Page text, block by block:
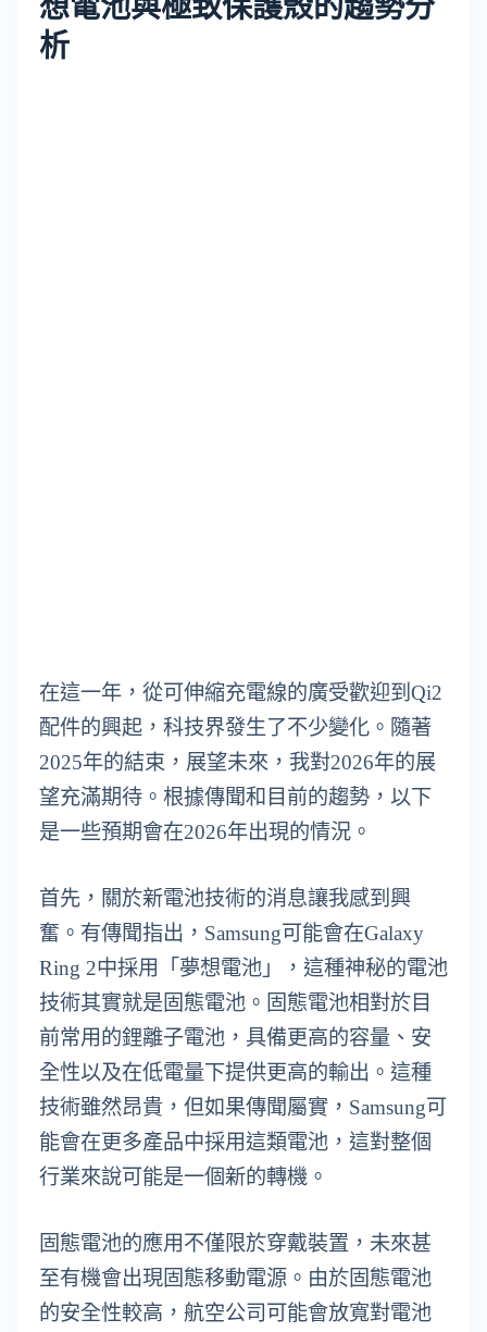
想電池與極致保護殼的趨勢分
析
在這一年，從可伸縮充電線的廣受歡迎到Qi2
配件的興起，科技界發生了不少變化。隨著
2025年的結束，展望未來，我對2026年的展
望充滿期待。根據傳聞和目前的趨勢，以下
是一些預期會在2026年出現的情況。
首先，關於新電池技術的消息讓我感到興
奮。有傳聞指出，Samsung可能會在Galaxy
Ring 2中採用「夢想電池」，這種神秘的電池
技術其實就是固態電池。固態電池相對於目
前常用的鋰離子電池，具備更高的容量、安
全性以及在低電量下提供更高的輸出。這種
技術雖然昂貴，但如果傳聞屬實，Samsung可
能會在更多產品中採用這類電池，這對整個
行業來說可能是一個新的轉機。
固態電池的應用不僅限於穿戴裝置，未來甚
至有機會出現固態移動電源。由於固態電池
的安全性較高，航空公司可能會放寬對電池